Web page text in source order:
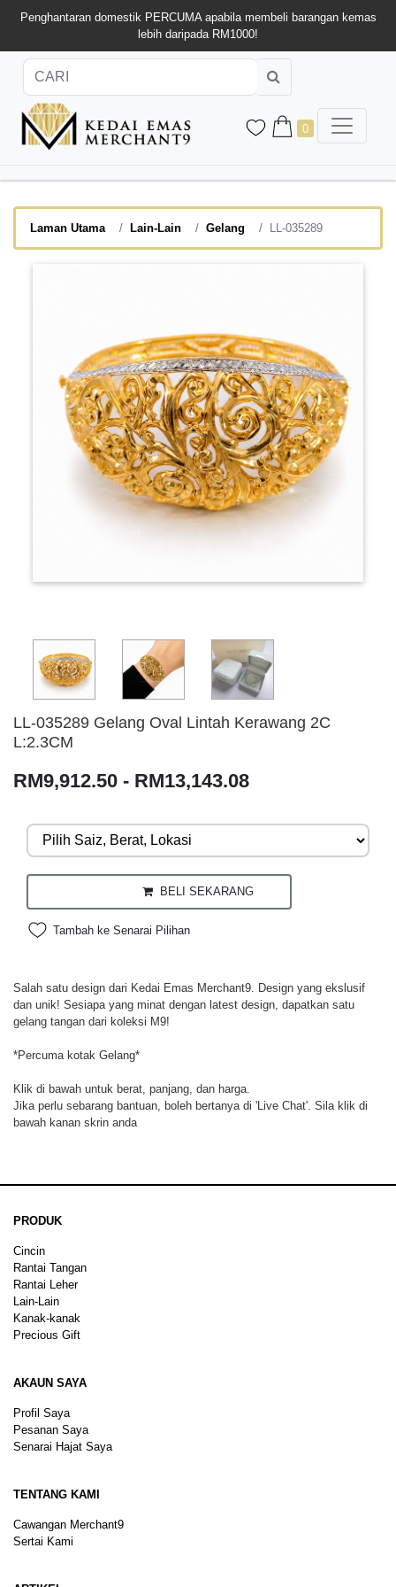
Penghantaran domestik PERCUMA apabila membeli barangan kemas
lebih daripada RM1000!
0
Laman Utama Lain-Lain Gelang LL-035289
LL-035289 Gelang Oval Lintah Kerawang 2C
L:2.3CM
RM9,912.50 - RM13,143.08
BELI SEKARANG
Tambah ke Senarai Pilihan
Salah satu design dari Kedai Emas Merchant9. Design yang ekslusif
dan unik! Sesiapa yang minat dengan latest design, dapatkan satu
gelang tangan dari koleksi M9!
*Percuma kotak Gelang*
Klik di bawah untuk berat, panjang, dan harga.
Jika perlu sebarang bantuan, boleh bertanya di 'Live Chat'. Sila klik di
bawah kanan skrin anda
PRODUK
Cincin
Rantai Tangan
Rantai Leher
Lain-Lain
Kanak-kanak
Precious Gift
AKAUN SAYA
Profil Saya
Pesanan Saya
Senarai Hajat Saya
TENTANG KAMI
Cawangan Merchant9
Sertai Kami